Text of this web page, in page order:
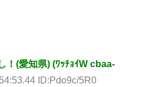
！(愛知県) (ﾜｯﾁｮｲW cbaa-
ID:Pdo9c/5R0